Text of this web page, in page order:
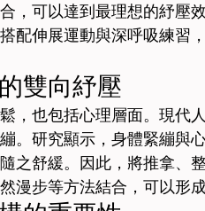
，可以達到最理想的紓壓
配伸展運動與深呼吸練習
雙向紓壓
，也包括心理層面。現代
。研究顯示，身體緊繃與
之舒緩。因此，將推拿、
漫步等方法結合，可以形